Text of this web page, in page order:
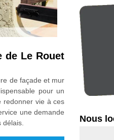
de Le Rouet
de façade et mur
pour un
redonner vie à ces
une demande
délais.
Nous